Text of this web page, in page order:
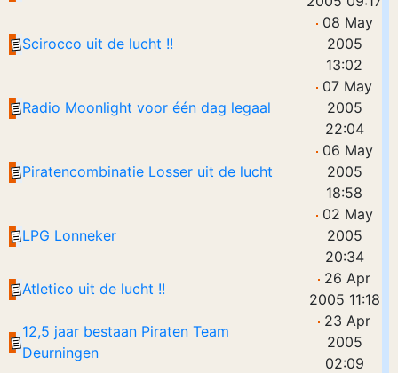
Scirocco uit de lucht !!
08 May
2005
13:02
Radio Moonlight voor één dag legaal
07 May
2005
22:04
Piratencombinatie Losser uit de lucht
06 May
2005
18:58
LPG Lonneker
02 May
2005
20:34
Atletico uit de lucht !!
26 Apr
2005 11:18
12,5 jaar bestaan Piraten Team
Deurningen
23 Apr
2005
02:09